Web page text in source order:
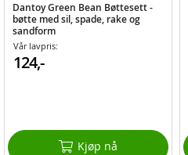
Dantoy Green Bean Bøttesett -
bøtte med sil, spade, rake og
sandform
Vår lavpris:
124,-
Kjøp nå